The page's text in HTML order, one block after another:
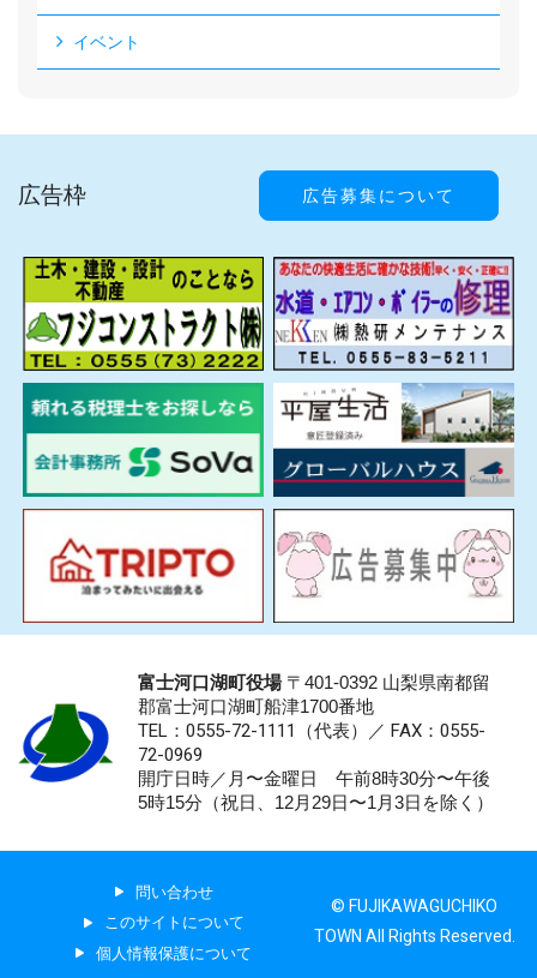
イベント
広告枠 広告募集について
富士河口湖町役場〒401-0392 山梨県南都留
郡富士河口湖町船津1700番地
TEL：0555-72-1111 （代表）／ FAX：0555-
72-0969
開庁日時／月〜金曜日 午前8時30分〜午後
5時15分（祝日、12月29日〜1月3日を除く）
問い合わせ
このサイトについて
個人情報保護について
© FUJIKAWAGUCHIKO
TOWN All Rights Reserved.